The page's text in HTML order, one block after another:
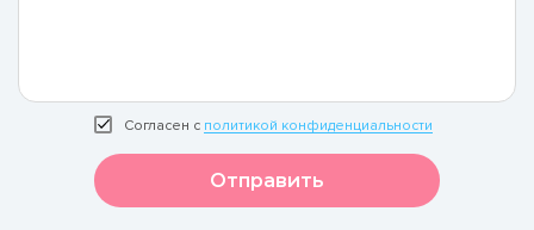
Согласен с политикой конфиденциальности
Отправить